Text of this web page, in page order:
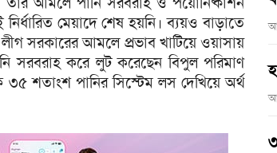
মেয়াদে শেষ হয়নি। ব্যয়ও বাড়াতে
সরকারের আমলে প্রভাব খাটিয়ে ওয়াসায়
সরবরাহ করে লুট করেছেন বিপুল পরিমাণ
৩৫ শতাংশ পানির সিস্টেম লস দেখিয়ে অর্থ